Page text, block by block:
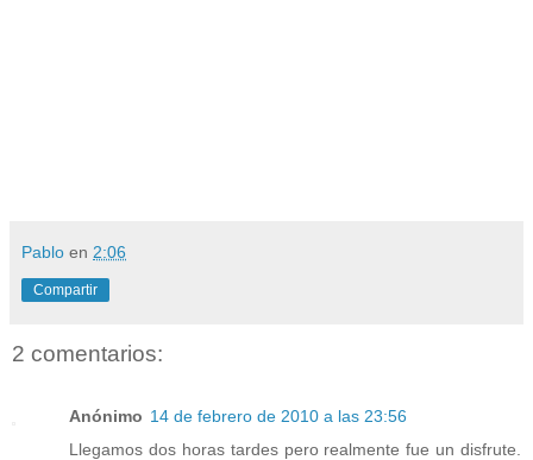
Pablo en 2:06
Compartir
2 comentarios:
Anónimo 14 de febrero de 2010 a las 23:56
Llegamos dos horas tardes pero realmente fue un disfrute.